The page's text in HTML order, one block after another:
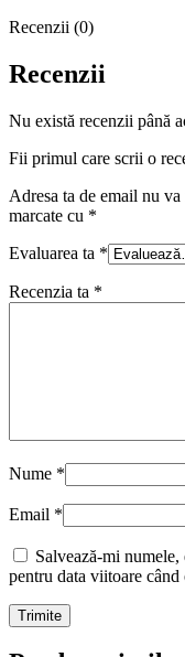
Recenzii (0)
Recenzii
Nu există recenzii până
Fii primul care scrii o
Adresa ta de email nu
marcate cu *
Evaluarea ta *
Recenzia ta *
Nume *
Email *
Salvează-mi
pentru data viitoare când